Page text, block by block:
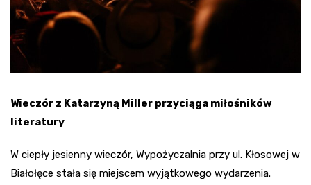
Wieczór z Katarzyną Miller przyciąga miłośników
literatury
W ciepły jesienny wieczór, Wypożyczalnia przy ul. Kłosowej w
Białołęce stała się miejscem wyjątkowego wydarzenia.